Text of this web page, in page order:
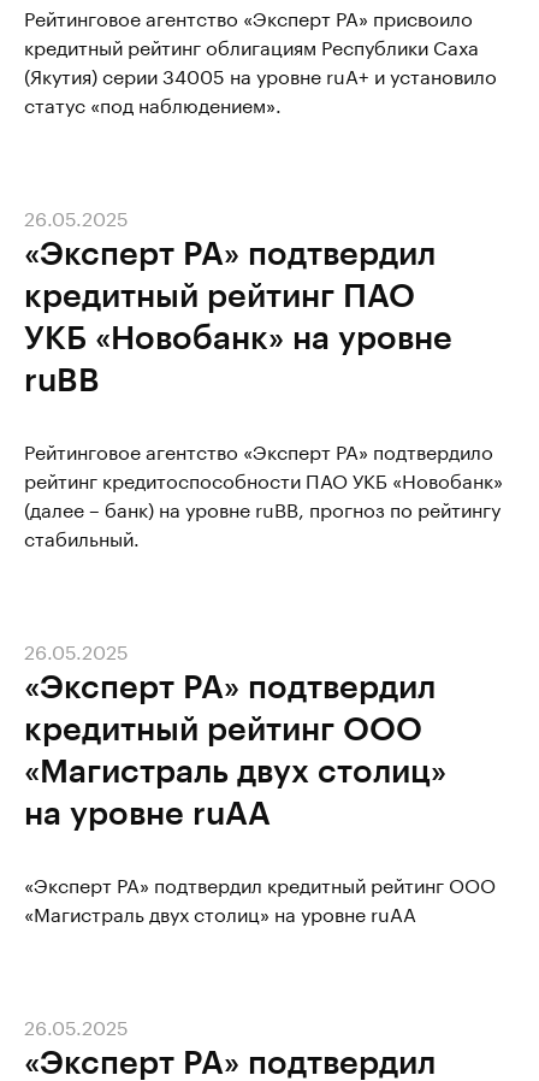
Рейтинговое агентство «Эксперт РА» присвоило
кредитный рейтинг облигациям Республики Саха
(Якутия) серии 34005 на уровне ruА+ и установило
статус «под наблюдением».
«Эксперт РА» подтвердил
кредитный рейтинг ПАО
УКБ «Новобанк» на уровне
ruBB
26.05.2025
Рейтинговое агентство «Эксперт РА» подтвердило
рейтинг кредитоспособности ПАО УКБ «Новобанк»
(далее – банк) на уровне ruBB, прогноз по рейтингу
стабильный.
«Эксперт РА» подтвердил
кредитный рейтинг ООО
«Магистраль двух столиц»
на уровне ruAA
26.05.2025
«Эксперт РА» подтвердил кредитный рейтинг ООО
«Магистраль двух столиц» на уровне ruAA
«Эксперт РА» подтвердил
26.05.2025